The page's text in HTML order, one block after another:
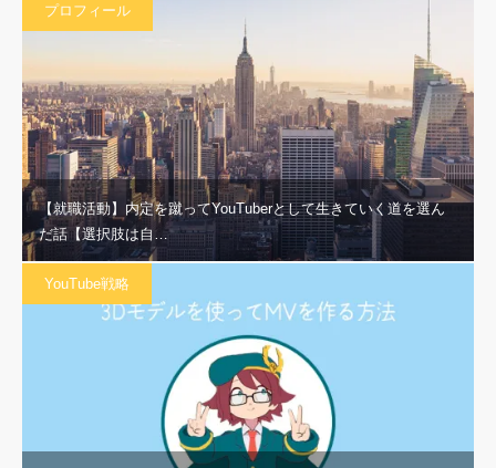
プロフィール
【就職活動】内定を蹴ってYouTuberとして生きていく道を選ん
だ話【選択肢は自…
YouTube戦略